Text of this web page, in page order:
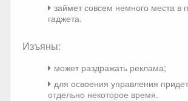
займет совсем немного места в
гаджета.
Изъяны:
может раздражать реклама;
для освоения управления
отдельно некоторое время.